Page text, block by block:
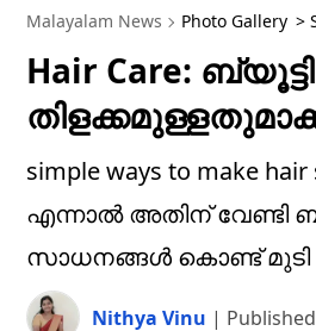
Malayalam News Photo Gallery >
Hair Care:
simple ways to make
എന്നാൽ അതിന് വേണ്ടി
സാധനങ്ങൾ കൊണ്ട് മുടി
Nithya Vinu |